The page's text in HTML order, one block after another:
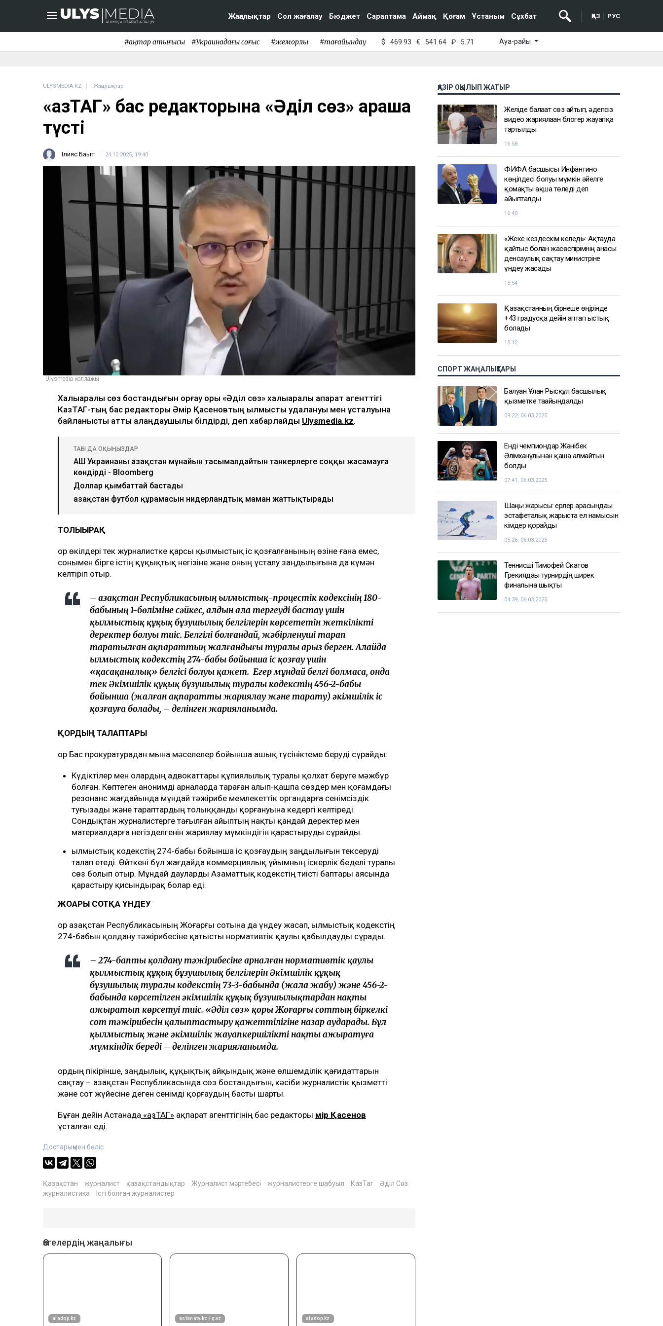
Жаңалықтар Сол жағалау Бюджет Сараптама Аймақ Қоғам Ұстаным Сұхбат ҚАЗ РУС
#қаңтар қақтығысы #Украинадағы соғыс #жемқорлық #тағайындау $ 469.93 € 541.64 ₽ 5.71 Ауа-райы
ULYSMEDIA.KZ Жаңалықтар
«ҚазТАГ» бас редакторына «Әділ сөз» араша
түсті
Ілияс Бақыт 24.12.2025, 19:40
Ulysmedia коллажы
Халықаралық сөз бостандығын қорғау қоры «Әділ сөз» халықаралық ақпарат агенттігі
КазТАГ-тың бас редакторы Әмір Қасеновтың қылмыстық қудалануы мен ұсталуына
байланысты қатты алаңдаушылық білдірді, деп хабарлайды Ulysmedia.kz.
ТАҒЫ ДА ОҚЫҢЫЗДАР
АҚШ Украинаны Қазақстан мұнайын тасымалдайтын танкерлерге соққы жасамауға
көндірді - Bloomberg
Доллар қымбаттай бастады
Қазақстан футбол құрамасын нидерландтық маман жаттықтырады
ТОЛЫҒЫРАҚ
Қор өкілдері тек журналистке қарсы қылмыстық іс қозғалғанының өзіне ғана емес,
сонымен бірге істің құқықтық негізіне және оның ұсталу заңдылығына да күмән
келтіріп отыр.
– Қазақстан Республикасының Қылмыстық-процестік кодексінің 180-
бабының 1-бөліміне сәйкес, алдын ала тергеуді бастау үшін
қылмыстық құқық бұзушылық белгілерін көрсететін жеткілікті
деректер болуы тиіс. Белгілі болғандай, жәбірленуші тарап
таратылған ақпараттың жалғандығы туралы арыз берген. Алайда
Қылмыстық кодекстің 274-бабы бойынша іс қозғау үшін
«қасақаналық» белгісі болуы қажет. Егер мұндай белгі болмаса, онда
тек Әкімшілік құқық бұзушылық туралы кодекстің 456-2-бабы
бойынша (жалған ақпаратты жариялау және тарату) әкімшілік іс
қозғауға болады, – делінген жарияланымда.
ҚОРДЫҢ ТАЛАПТАРЫ
Қор Бас прокуратурадан мына мәселелер бойынша ашық түсініктеме беруді сұрайды:
Күдіктілер мен олардың адвокаттары құпиялылық туралы қолхат беруге мәжбүр
болған. Көптеген анонимді арналарда тараған алып-қашпа сөздер мен қоғамдағы
резонанс жағдайында мұндай тәжірибе мемлекеттік органдарға сенімсіздік
туғызады және тараптардың толыққанды қорғануына кедергі келтіреді.
Сондықтан журналистерге тағылған айыптың нақты қандай деректер мен
материалдарға негізделгенін жариялау мүмкіндігін қарастыруды сұрайды.
Қылмыстық кодекстің 274-бабы бойынша іс қозғаудың заңдылығын тексеруді
талап етеді. Өйткені бұл жағдайда коммерциялық ұйымның іскерлік беделі туралы
сөз болып отыр. Мұндай дауларды Азаматтық кодекстің тиісті баптары аясында
қарастыру қисындырақ болар еді.
ЖОҒАРЫ СОТҚА ҮНДЕУ
Қор Қазақстан Республикасының Жоғарғы сотына да үндеу жасап, Қылмыстық кодекстің
274-бабын қолдану тәжірибесіне қатысты нормативтік қаулы қабылдауды сұрады.
– 274-бапты қолдану тәжірибесіне арналған нормативтік қаулы
қылмыстық құқық бұзушылық белгілерін Әкімшілік құқық
бұзушылық туралы кодекстің 73-3-бабында (жала жабу) және 456-2-
бабында көрсетілген әкімшілік құқық бұзушылықтардан нақты
ажыратып көрсетуі тиіс. «Әділ сөз» қоры Жоғарғы соттың біркелкі
сот тәжірибесін қалыптастыру қажеттілігіне назар аударады. Бұл
қылмыстық және әкімшілік жауапкершілікті нақты ажыратуға
мүмкіндік береді – делінген жарияланымда.
Қордың пікірінше, заңдылық, құқықтық айқындық және өлшемділік қағидаттарын
сақтау – Қазақстан Республикасында сөз бостандығын, кәсіби журналистік қызметті
және сот жүйесіне деген сенімді қорғаудың басты шарты.
Бұған дейін Астанада «ҚазТАГ» ақпарат агенттігінің бас редакторы Әмір Қасенов
ұсталған еді.
Достарыңмен бөліс
Қазақстан журналист қазақстандықтар Журналист мәртебесі журналистерге шабуыл КазТаг
Әділ Сөз
журналистика
Істі болған журналистер
ҚАЗІР ОҚЫЛЫП ЖАТЫР
Желіде балағат сөз айтып, әдепсіз
видео жариялаған блогер жауапқа
тартылды
16:58
ФИФА басшысы Инфантино
көңілдесі болуы мүмкін әйелге
қомақты ақша төледі деп
айыпталды
16:40
«Жеке кездескім келеді»: Ақтауда
қайтыс болған жасөспірімнің анасы
денсаулық сақтау министріне
үндеу жасады
15:54
Қазақстанның бірнеше өңірінде
+43 градусқа дейін аптап ыстық
болады
15:12
СПОРТ ЖАҢАЛЫҚТАРЫ
Балуан Ұлан Рысқұл басшылық
қызметке тағайындалды
09:22, 06.03.2025
Енді чемпиондар Жәнібек
Әлімханұлынан қаша алмайтын
болды
07:41, 06.03.2025
Шаңғы жарысы: ерлер арасындағы
эстафеталық жарыста ел намысын
кімдер қорғайды
05:26, 06.03.2025
Теннисші Тимофей Скатов
Грекиядағы турнирдің ширек
финалына шықты
04:39, 06.03.2025